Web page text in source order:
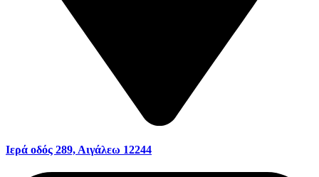
Ιερά οδός 289, Αιγάλεω 12244